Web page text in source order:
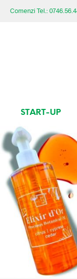
Comenzi Tel.:
START-UP